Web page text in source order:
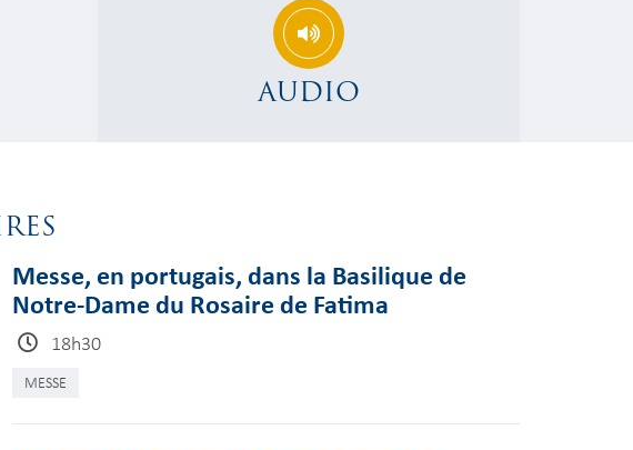
AUDIO
Messe, en portugais, dans la Basilique de
Notre-Dame du Rosaire de Fatima
18h30
MESSE